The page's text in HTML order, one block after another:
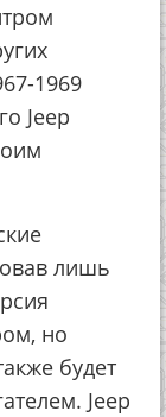
1969
Jeep
лишь
но
будет
Jeep